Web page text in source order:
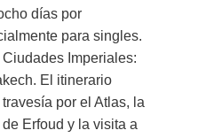
días por
para singles.
Imperiales:
El itinerario
por el Atlas, la
Erfoud y la visita a